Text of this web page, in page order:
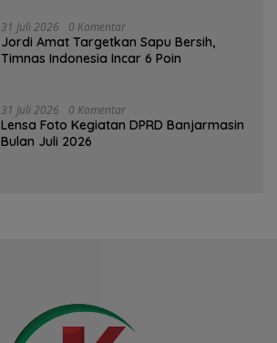
31 Juli 2026 0 Komentar
Jordi Amat Targetkan Sapu Bersih,
Timnas Indonesia Incar 6 Poin
31 Juli 2026 0 Komentar
Lensa Foto Kegiatan DPRD Banjarmasin
Bulan Juli 2026